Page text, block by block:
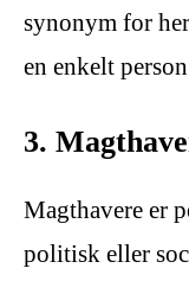
synonym for
en enkelt
3.
Magthavere er
politisk eller